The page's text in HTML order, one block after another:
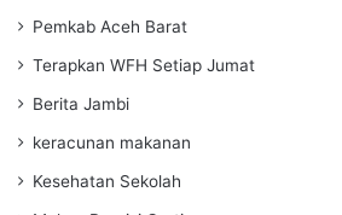
Pemkab Aceh Barat
Terapkan WFH Setiap Jumat
Berita Jambi
keracunan makanan
Kesehatan Sekolah